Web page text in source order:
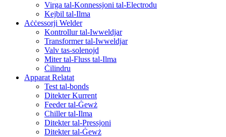
Virga tal-Konnessjoni tal-Electrodu
Kejbil tal-Ilma
Aċċessorji Welder
Kontrollur tal-Iwweldjar
Transformer tal-Iwweldjar
Valv tas-solenojd
Miter tal-Fluss tal-Ilma
Ċilindru
Apparat Relatat
Test tal-bonds
Ditekter Kurrent
Feeder tal-Ġewż
Chiller tal-Ilma
Ditekter tal-Pressjoni
Ditekter tal-Ġewż